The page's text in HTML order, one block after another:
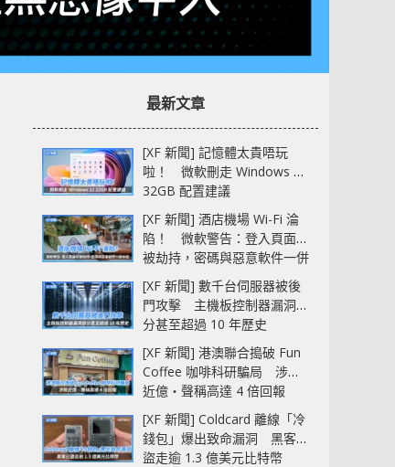
最新文章
[XF 新聞] 記憶體太貴唔玩
啦！ 微軟刪走 Windows 11
32GB 配置建議
[XF 新聞] 酒店機場 Wi-Fi 淪
陷！ 微軟警告：登入頁面可
被劫持，密碼與惡意軟件一併
中招
[XF 新聞] 數千台伺服器被後
門攻擊 主機板控制器漏洞部
分甚至超過 10 年歷史
[XF 新聞] 港澳聯合搗破 Fun
Coffee 咖啡科研騙局 涉款
近億‧聲稱高達 4 倍回報
[XF 新聞] Coldcard 離線「冷
錢包」爆出致命漏洞 黑客已
盜走逾 1.3 億美元比特幣